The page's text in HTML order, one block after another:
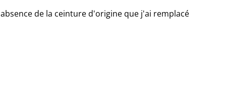
de la ceinture d'origine que j'ai remplacé